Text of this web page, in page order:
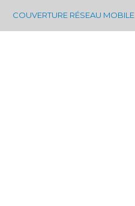
COUVERTURE RÉSEAU MOBILE